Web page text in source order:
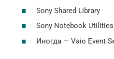
Sony Shared Library
Sony Notebook Utilities
Иногда — Vaio Event